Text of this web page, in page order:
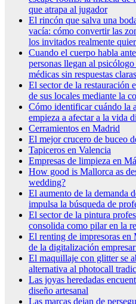
que atrapa al jugador
El rincón que salva una
vacía: cómo convertir las
los invitados realmente
Cuando el cuerpo habla
personas llegan al psicólogo
médicas sin respuestas claras
El sector de la restauración
de sus locales mediante la
Cómo identificar cuándo la
empieza a afectar a la vida
Cerramientos en Madrid
El mejor crucero de buceo
Tapiceros en Valencia
Empresas de limpieza en
How good is Mallorca as
wedding?
El aumento de la demanda
impulsa la búsqueda de
El sector de la pintura
consolida como pilar en la
El renting de impresoras
de la digitalización
El maquillaje con glitter se
alternativa al photocall
Las joyas heredadas
diseño artesanal
Las marcas dejan de